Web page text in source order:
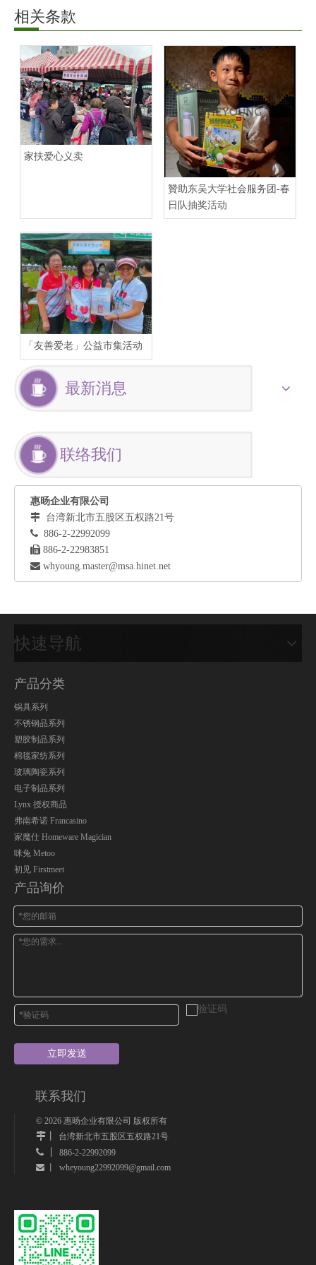
相关条款
家扶爱心义卖
贊助东吴大学社会服务团-春
日队抽奖活动
「友善爱老」公益市集活动
最新消息
联络我们
惠旸企业有限公司
 台湾新北市五股区五权路21号
 886-2-22992099
 886-2-22983851
 whyoung.master@msa.hinet.net
快速导航
产品分类
锅具系列
不锈钢品系列
塑胶制品系列
棉毯家纺系列
玻璃陶瓷系列
电子制品系列
Lynx 授权商品
弗南希诺 Francasino
家魔仕 Homeware Magician
咪兔 Metoo
初见 Firstmeet
产品询价
立即发送
联系我们
© 2026 惠旸企业有限公司 版权所有
丨 台湾新北市五股区五权路21号
 丨 886-2-22992099
 丨 wheyoung22992099@gmail.com